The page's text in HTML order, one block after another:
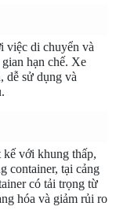
việc di chuyển và
hạn chế. Xe
dễ sử dụng và
với khung thấp,
container, tại cảng
có tải trọng từ
hóa và giảm rủi ro